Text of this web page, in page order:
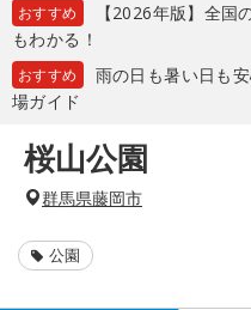
おすすめ
【2026年版】全国
もわかる！
おすすめ
雨の日も暑い日も
場ガイド
桜山公園
群馬県藤岡市
公園